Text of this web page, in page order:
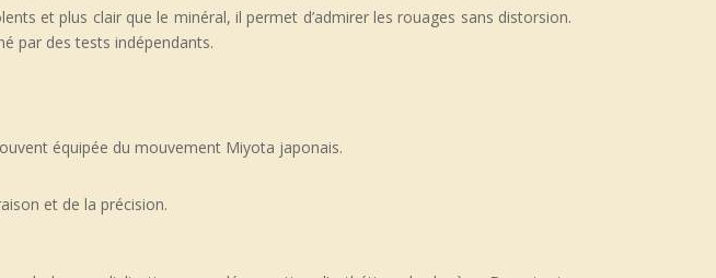
et plus clair que le minéral, il permet d’admirer les rouages sans distorsion.
par des tests indépendants.
équipée du mouvement Miyota japonais.
et de la précision.